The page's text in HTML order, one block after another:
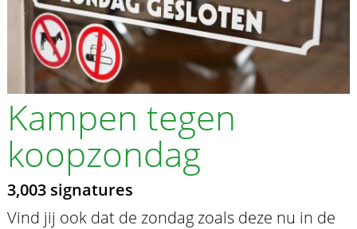
Kampen tegen
koopzondag
3,003 signatures
Vind jij ook dat de zondag zoals deze nu in de